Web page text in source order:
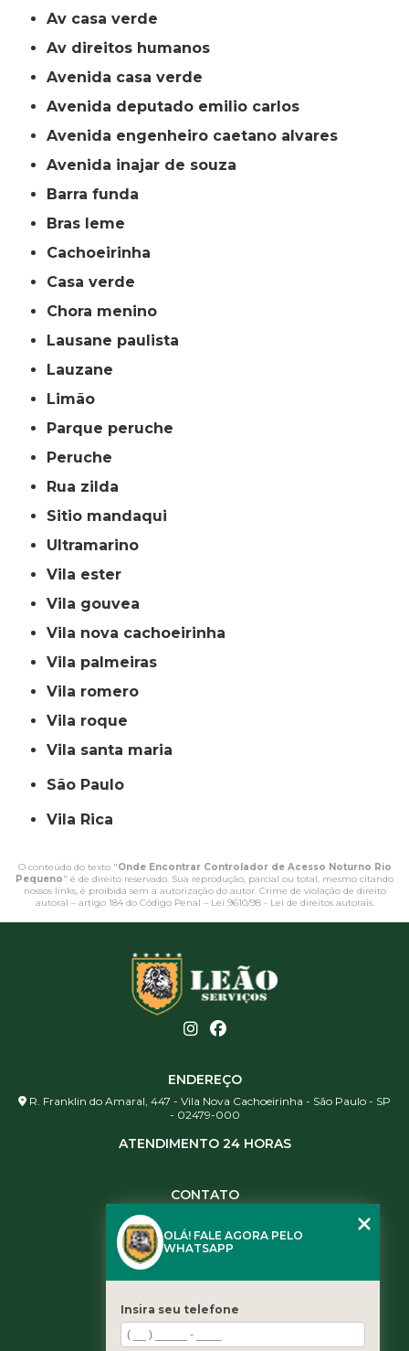
av casa verde
av direitos humanos
avenida casa verde
avenida deputado emilio carlos
avenida engenheiro caetano alvares
avenida inajar de souza
barra funda
bras leme
cachoeirinha
casa verde
chora menino
lausane paulista
lauzane
limão
parque peruche
peruche
rua zilda
sitio mandaqui
ultramarino
vila ester
vila gouvea
vila nova cachoeirinha
vila palmeiras
vila romero
vila roque
vila santa maria
São Paulo
Vila Rica
O conteúdo do texto "Onde Encontrar Controlador de Acesso Noturno Rio
Pequeno" é de direito reservado. Sua reprodução, parcial ou total, mesmo citando
nossos links, é proibida sem a autorização do autor. Crime de violação de direito
autoral – artigo 184 do Código Penal – Lei 9610/98 - Lei de direitos autorais.
ENDEREÇO
R. Franklin do Amaral, 447 - Vila Nova Cachoeirinha - São Paulo - SP
- 02479-000
ATENDIMENTO 24 HORAS
CONTATO
(11) 3461-5871
contato@leaoservicos.com.br
OLÁ! FALE AGORA PELO
WHATSAPP
Insira seu telefone